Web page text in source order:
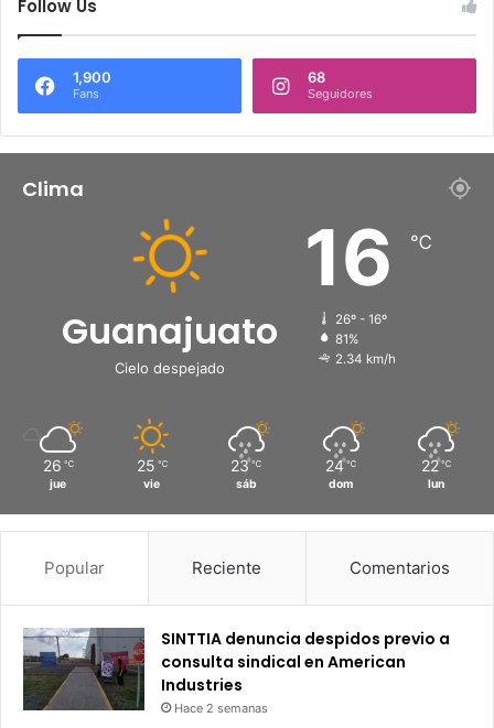
Follow Us
1,900
Fans
68
Seguidores
Clima
Guanajuato
Cielo despejado
16 ℃
26º - 16º
81%
2.34 km/h
26 ℃
jue
25 ℃
vie
23 ℃
sáb
24 ℃
dom
22 ℃
lun
Popular Reciente Comentarios
SINTTIA denuncia despidos previo a
consulta sindical en American
Industries
Hace 2 semanas